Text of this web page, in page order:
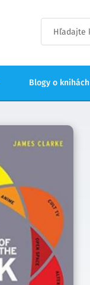
Blogy o knihách